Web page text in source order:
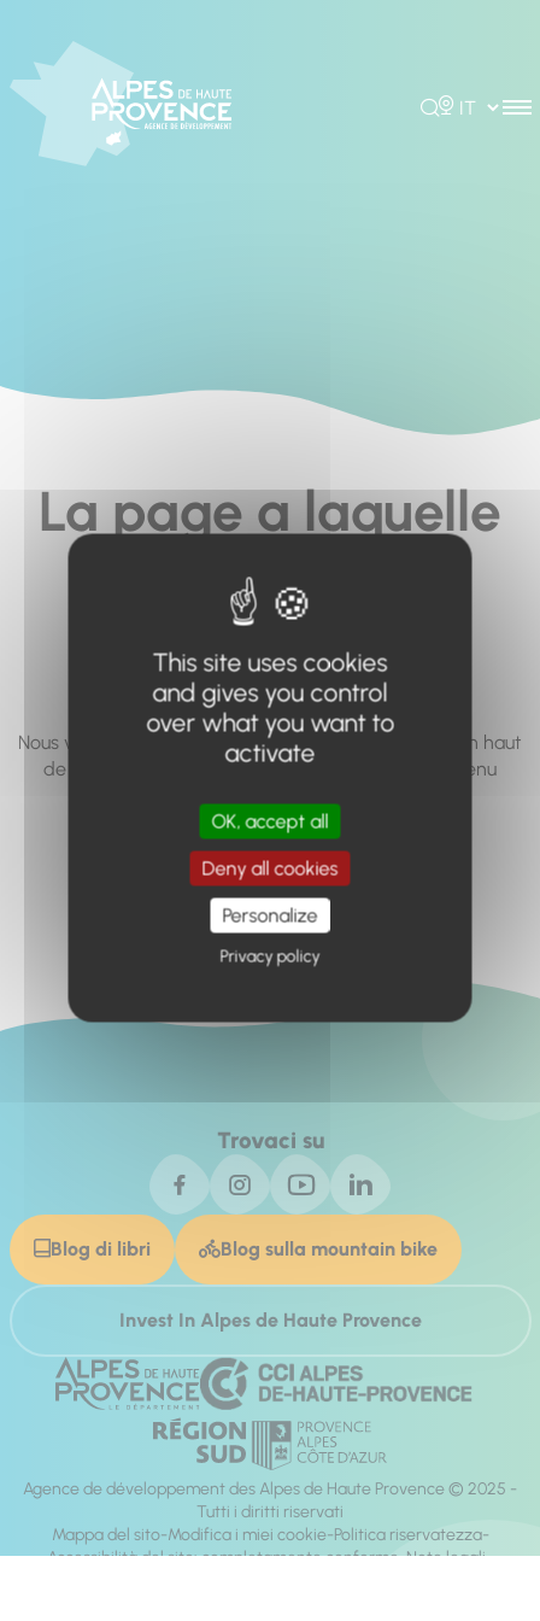
Rechercher
Choisir la
La page a laquelle
vous cherchez à
accéder n'existe
pas... ou plus.
Nous vous invitons à utiliser le moteur de recherche en haut
de page, ou à utiliser le menu pour trouver le contenu
Retour à l'accueil
Trovaci su
Blog di libri Blog sulla mountain bike
Invest In Alpes de Haute Provence
Agence de développement des Alpes de Haute Provence © 2025 -
Tutti i diritti riservati
Mappa del sito Modifica i miei cookie Politica riservatezza
Accessibilità del sito: completamente conforme Note legali
This site uses cookies
and gives you control
over what you want to
activate
OK, accept all
Deny all cookies
Personalize
Privacy policy